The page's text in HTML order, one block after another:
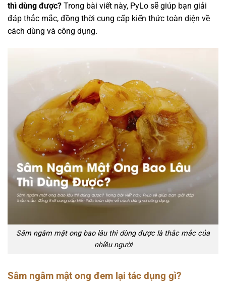
thì dùng được? Trong bài viết này, PyLo sẽ giúp bạn giải
đáp thắc mắc, đồng thời cung cấp kiến thức toàn diện về
cách dùng và công dụng.
Sâm ngâm mật ong bao lâu thì dùng được là thắc mắc của
nhiều người
Sâm ngâm mật ong đem lại tác dụng gì?